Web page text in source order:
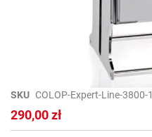
Przejdź
na
początek
SKU COLOP-Expert-Line-3800-1
290,00 zł